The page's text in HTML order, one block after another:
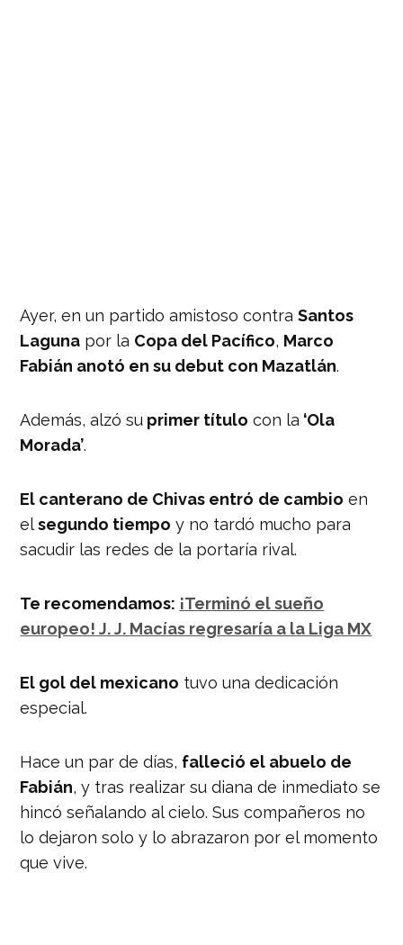
Ayer, en un partido amistoso contraSantos
Laguna por la Copa del Pacífico, Marco
Fabián anotó en su debut con Mazatlán.
Además, alzó su primer título con la ‘Ola
Morada’.
El canterano de Chivas entró de cambio en
elsegundo tiempo y no tardó mucho para
sacudir las redes de la portaría rival.
Te recomendamos: ¡Terminó el sueño
europeo! J. J. Macías regresaría a la Liga MX
El gol del mexicano tuvo una dedicación
especial.
Hace un par de días, falleció el abuelo de
Fabián, y tras realizar su diana de inmediato se
hincó señalando al cielo. Sus compañeros no
lo dejaron solo y lo abrazaron por el momento
que vive.